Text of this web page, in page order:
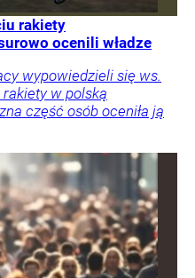
rakiety
ocenili władze
wypowiedzieli się ws.
w polską
część osób oceniła ją